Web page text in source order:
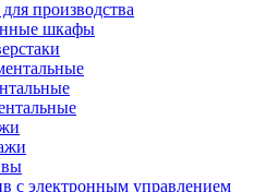
производства
шкафы
с электронным управлением